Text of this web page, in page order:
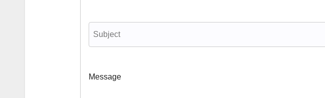
Message